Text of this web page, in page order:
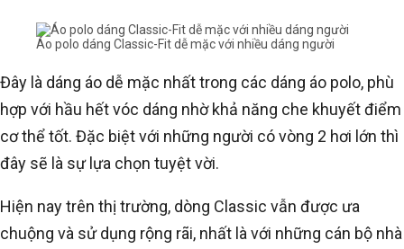
Áo polo dáng Classic-Fit dễ mặc với nhiều dáng người
Đây là dáng áo dễ mặc nhất trong các dáng áo polo, phù
hợp với hầu hết vóc dáng nhờ khả năng che khuyết điểm
cơ thể tốt. Đặc biệt với những người có vòng 2 hơi lớn thì
đây sẽ là sự lựa chọn tuyệt vời.
Hiện nay trên thị trường, dòng Classic vẫn được ưa
chuộng và sử dụng rộng rãi, nhất là với những cán bộ nhà